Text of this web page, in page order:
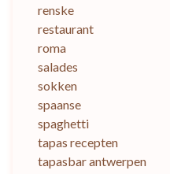
renske
restaurant
roma
salades
sokken
spaanse
spaghetti
tapas recepten
tapasbar antwerpen